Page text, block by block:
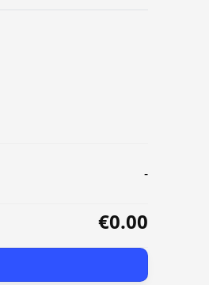
-
€0.00